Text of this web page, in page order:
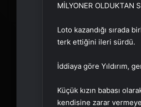
MİLYONER OLDUKTAN
Loto kazandığı sırada
terk ettiğini ileri sürdü.
İddiaya göre Yıldırım,
Küçük kızın babası
kendisine zarar